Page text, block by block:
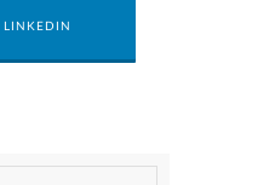
LINKEDIN